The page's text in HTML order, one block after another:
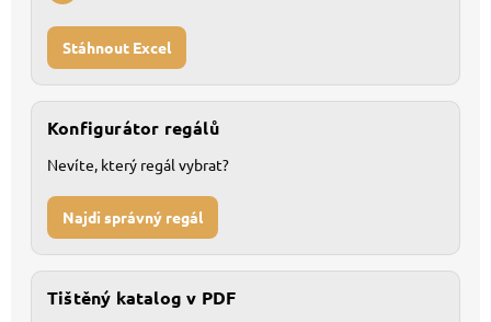
Stáhnout Excel
Konfigurátor regálů
Nevíte, který regál vybrat?
Najdi správný regál
Tištěný katalog v PDF